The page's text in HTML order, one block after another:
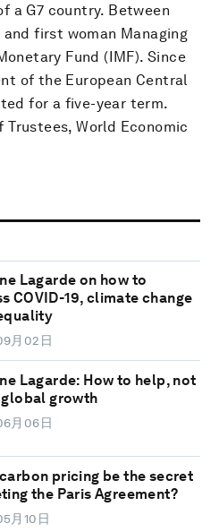
a G7 country. Between
and first woman Managing
Fund (IMF). Since
of the European Central
for a five-year term.
World Economic
Lagarde on how to
COVID-19, climate change
月02日
Lagarde: How to help, not
global growth
月06日
pricing be the secret
the Paris Agreement?
月10日